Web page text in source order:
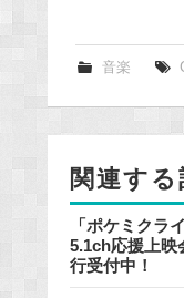
e
k
音楽
関連する
「ポケミクラ
5.1ch応援上映
行受付中！